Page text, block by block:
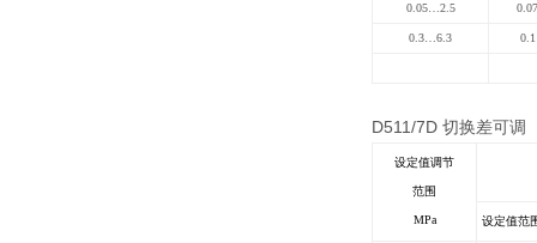
0.05…2.5 0.07
0.3…6.3 0.1
D511/7D 切换差可调
设定值调节
范围
MPa 设定值范